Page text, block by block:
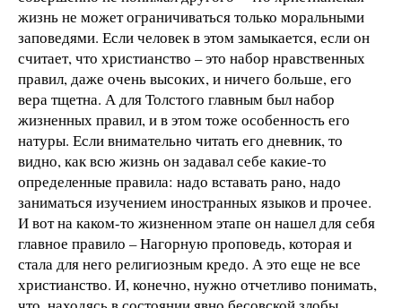
жизнь не может ограничиваться только моральными
заповедями. Если человек в этом замыкается, если он
считает, что христианство – это набор нравственных
правил, даже очень высоких, и ничего больше, его
вера тщетна. А для Толстого главным был набор
жизненных правил, и в этом тоже особенность его
натуры. Если внимательно читать его дневник, то
видно, как всю жизнь он задавал себе какие-то
определенные правила: надо вставать рано, надо
заниматься изучением иностранных языков и прочее.
И вот на каком-то жизненном этапе он нашел для себя
главное правило – Нагорную проповедь, которая и
стала для него религиозным кредо. А это еще не все
христианство. И, конечно, нужно отчетливо понимать,